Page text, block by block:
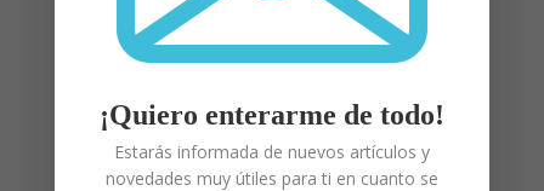
Mamá Extraordinaria:Disciplina positiva en
niños con Síndrome de Down
¡Quiero enterarme de todo!
Estarás informada de nuevos artículos y
novedades muy útiles para ti en cuanto se